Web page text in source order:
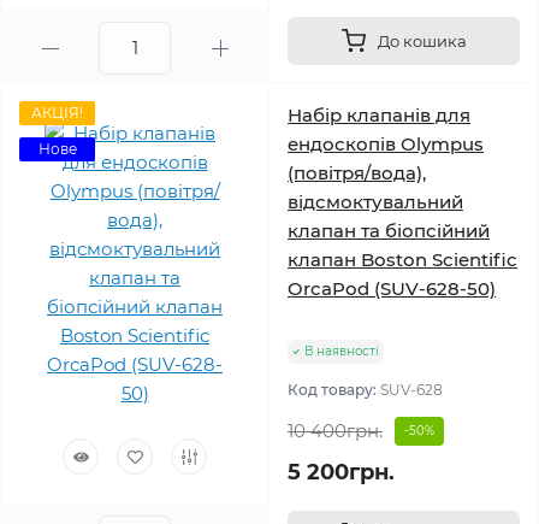
До кошика
АКЦІЯ!
Нове
Набір клапанів для
ендоскопів Olympus
(повітря/вода),
відсмоктувальний
клапан та біопсійний
клапан Boston Scientific
OrcaPod (SUV-628-50)
В наявності
Код товару: SUV-628
10 400грн. -50%
5 200грн.